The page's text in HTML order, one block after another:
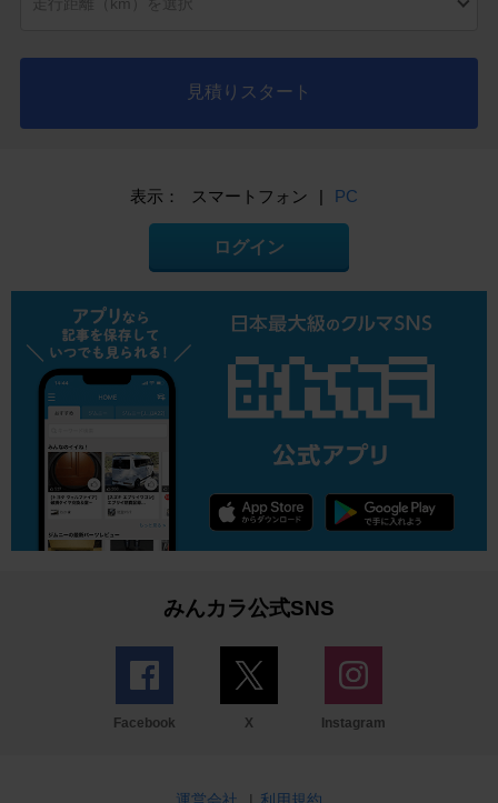
見積りスタート
表示： スマートフォン | PC
ログイン
みんカラ公式SNS
Facebook X Instagram